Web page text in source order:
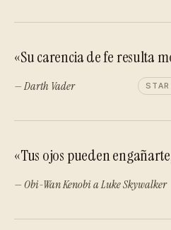
«Su carencia de fe resulta
— Darth Vader STAR
«Tus ojos pueden
— Obi-Wan Kenobi a Luke Skywalker